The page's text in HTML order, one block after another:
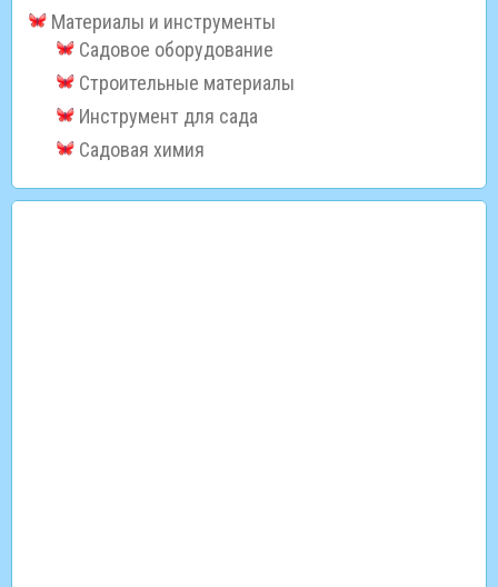
Материалы и инструменты
Садовое оборудование
Строительные материалы
Инструмент для сада
Садовая химия